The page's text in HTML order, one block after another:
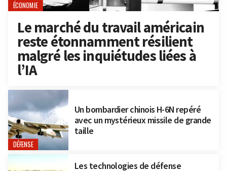
ÉCONOMIE
Le marché du travail américain
reste étonnamment résilient
malgré les inquiétudes liées à
l’IA
DÉFENSE
Un bombardier chinois H-6N repéré
avec un mystérieux missile de grande
taille
Les technologies de défense